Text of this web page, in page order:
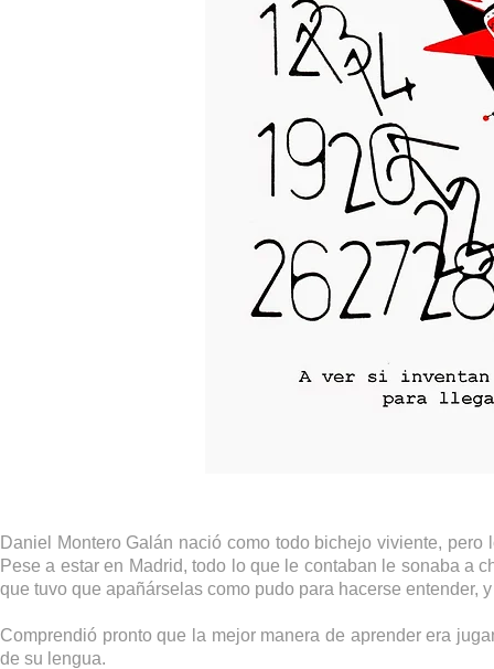
Daniel Montero Galán nació como todo bichejo viviente,
Pese a estar en Madrid, todo lo que le contaban le sonaba a
que tuvo que apañárselas como pudo para hacerse entender,
Comprendió pronto que la mejor manera de aprender era
de su lengua.